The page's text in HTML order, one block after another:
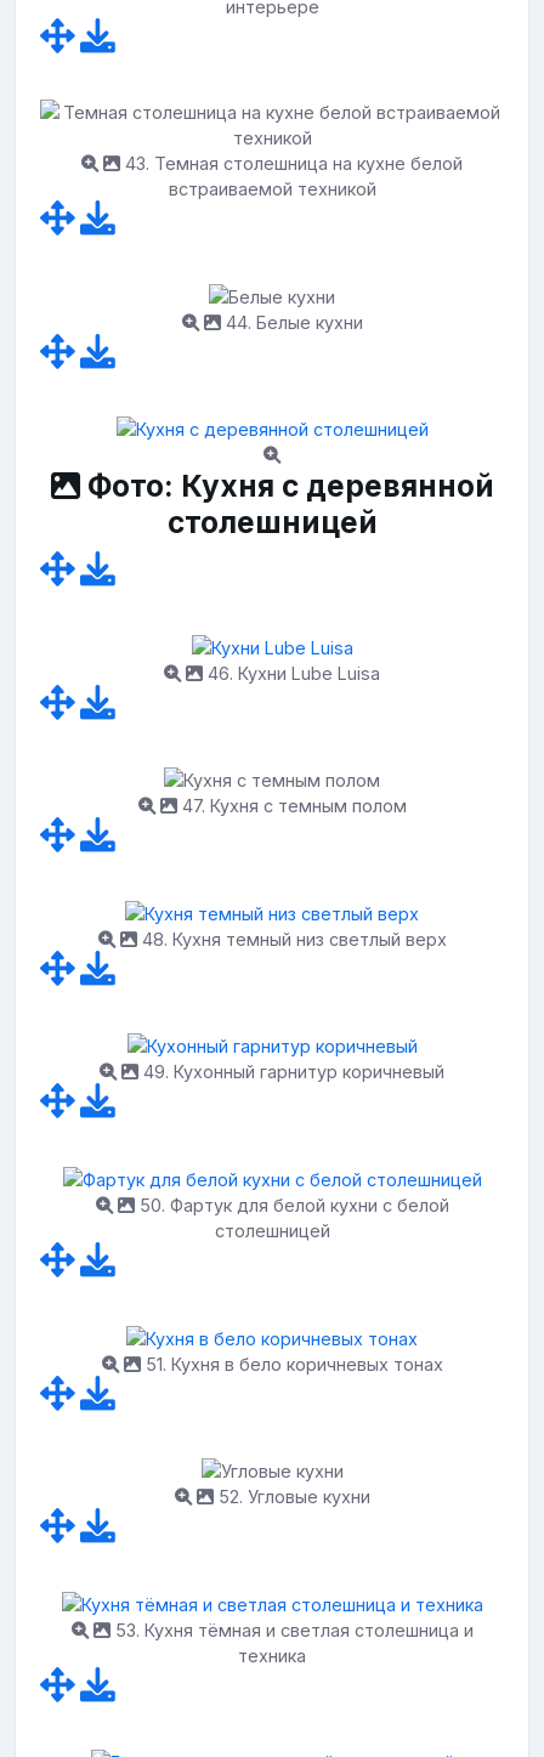
интерьере
43. Темная столешница на кухне белой
встраиваемой техникой
44. Белые кухни
Фото: Кухня с деревянной
столешницей
46. Кухни Lube Luisa
47. Кухня с темным полом
48. Кухня темный низ светлый верх
49. Кухонный гарнитур коричневый
50. Фартук для белой кухни с белой
столешницей
51. Кухня в бело коричневых тонах
52. Угловые кухни
53. Кухня тёмная и светлая столешница и
техника